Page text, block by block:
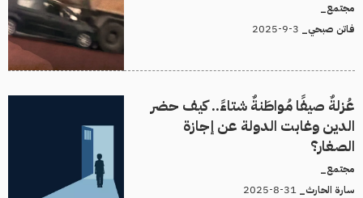
مجتمع_
فاتن صبحي_
عُزلةٌ صيفًا مُواطَنةٌ شتاءً.. كيف حضر
الدين وغابت الدولة عن إجازة
الصغار؟
مجتمع_
سارة الحارث_